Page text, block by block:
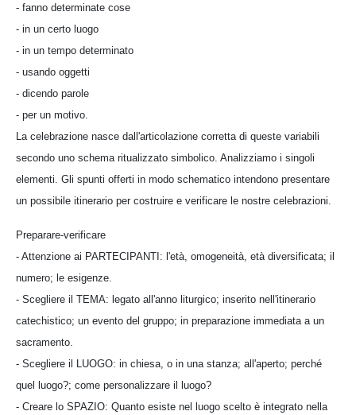
- fanno determinate cose
- in un certo luogo
- in un tempo determinato
- usando oggetti
- dicendo parole
- per un motivo.
La celebrazione nasce dall'articolazione corretta di queste variabili
secondo uno schema ritualizzato simbolico. Analizziamo i singoli
elementi. Gli spunti offerti in modo schematico intendono presentare
un possibile itinerario per costruire e verificare le nostre celebrazioni.
Preparare-verificare
- Attenzione ai PARTECIPANTI: l'età, omogeneità, età diversificata; il
numero; le esigenze.
- Scegliere il TEMA: legato all'anno liturgico; inserito nell'itinerario
catechistico; un evento del gruppo; in preparazione immediata a un
sacramento.
- Scegliere il LUOGO: in chiesa, o in una stanza; all'aperto; perché
quel luogo?; come personalizzare il luogo?
- Creare lo SPAZIO: Quanto esiste nel luogo scelto è integrato nella